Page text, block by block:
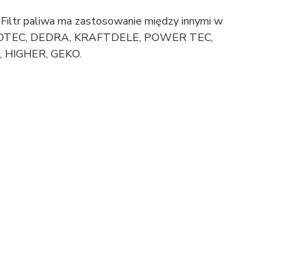
paliwa ma zastosowanie między innymi w
DEDRA, KRAFTDELE, POWER TEC,
GEKO.